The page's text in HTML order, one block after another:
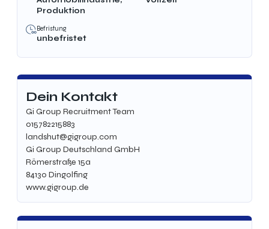
Produktion
Befristung
unbefristet
Dein Kontakt
Gi Group Recruitment Team
015782215883
landshut@gigroup.com
Gi Group Deutschland GmbH
Römerstraße 15a
84130 Dingolfing
www.gigroup.de